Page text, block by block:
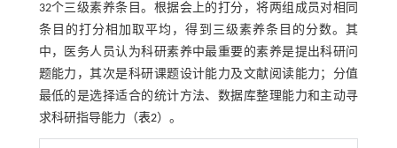
32个三级素养条目。根据会上的打分，将两组成员对相同
条目的打分相加取平均，得到三级素养条目的分数。其
中，医务人员认为科研素养中最重要的素养是提出科研问
题能力，其次是科研课题设计能力及文献阅读能力；分值
最低的是选择适合的统计方法、数据库整理能力和主动寻
求科研指导能力（表2）。